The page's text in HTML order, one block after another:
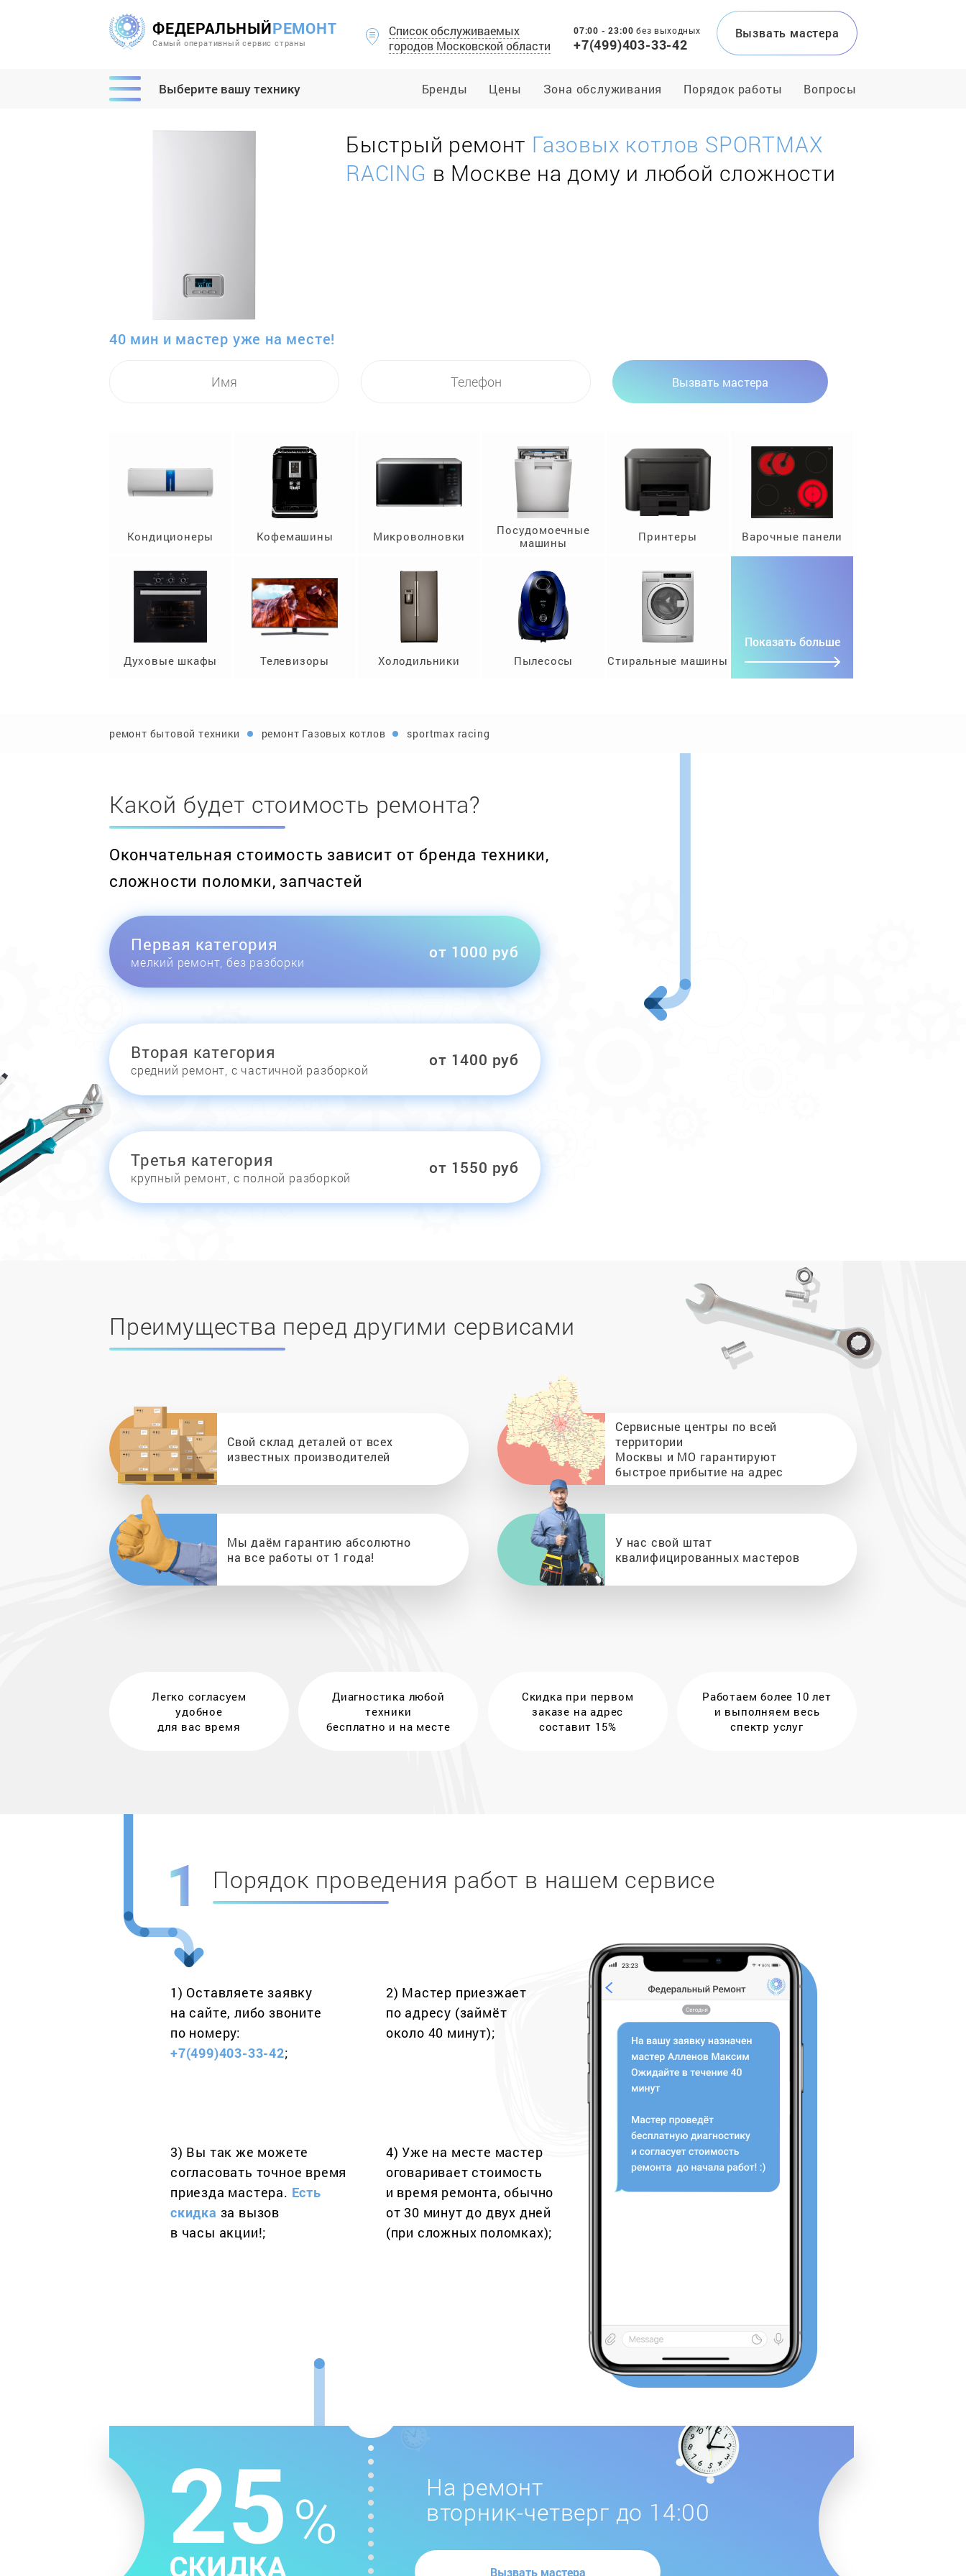
ФЕДЕРАЛЬНЫЙРЕМОНТ
Самый оперативный сервис страны
Список обслуживаемых
городов Московской области
07:00 - 23:00без выходных
+7(499)403-33-42
Вызвать мастера
Выберите вашу технику Бренды Цены Зона обслуживания Порядок работы Вопросы
Быстрый ремонт Газовых котлов SPORTMAX
RACING в Москве на дому и любой сложности
40 мин и мастер уже на месте!
Вызвать мастера
Кондиционеры Кофемашины Микроволновки
Посудомоечные
машины
Принтеры Варочные панели
Духовые шкафы Телевизоры Холодильники Пылесосы Стиральные машины
Показать больше
ремонт бытовой техники ремонт Газовых котлов sportmax racing
Какой будет стоимость ремонта?
Окончательная стоимость зависит от бренда техники,
сложности поломки, запчастей
Первая категория
мелкий ремонт, без разборки
от 1000 руб
Вторая категория
средний ремонт, с частичной разборкой
от 1400 руб
Третья категория
крупный ремонт, с полной разборкой
от 1550 руб
Преимущества перед другими сервисами
Свой склад деталей от всех
известных производителей
Сервисные центры по всей
территории
Москвы и МО гарантируют
быстрое прибытие на адрес
Мы даём гарантию абсолютно
на все работы от 1 года!
У нас свой штат
квалифицированных мастеров
Легко согласуем
удобное
для вас время
Диагностика любой
техники
бесплатно и на месте
Скидка при первом
заказе на адрес
составит 15%
Работаем более 10 лет
и выполняем весь
спектр услуг
Порядок проведения работ в нашем сервисе
1) Оставляете заявку
на сайте, либо звоните
по номеру:
+7(499)403-33-42;
2) Мастер приезжает
по адресу (займёт
около 40 минут);
3) Вы так же можете
согласовать точное время
приезда мастера. Есть
скидка за вызов
в часы акции!;
4) Уже на месте мастер
оговаривает стоимость
и время ремонта, обычно
от 30 минут до двух дней
(при сложных поломках);
На ремонт
вторник-четверг до 14:00
Вызвать мастера